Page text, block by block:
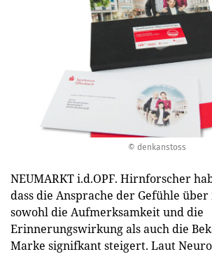
© denkanstoss
NEUMARKT i.d.OPF. Hirnforscher
dass die Ansprache der Gefühle
sowohl die Aufmerksamkeit und die
Erinnerungswirkung als auch die
Marke signifkant steigert. Laut